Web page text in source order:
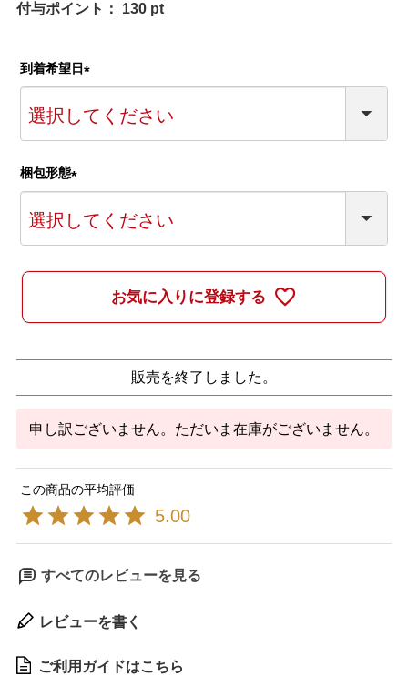
付与ポイント： 130 pt
到着希望日
必
梱包形態
必
お気に入りに登録する
販売を終了しました。
申し訳ございません。ただいま在庫がございません。
5.00
すべてのレビューを見る
レビューを書く
ご利用ガイドはこちら